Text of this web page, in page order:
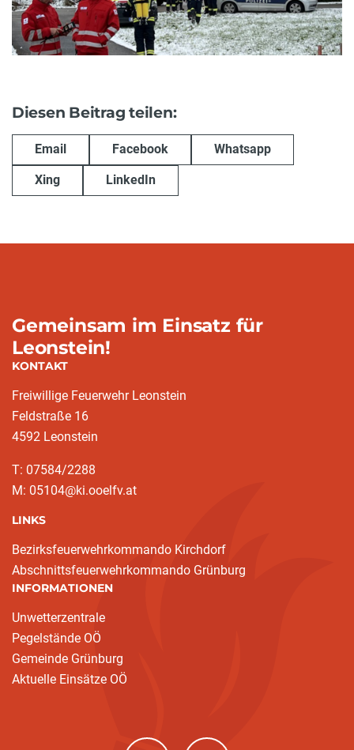
Diesen Beitrag teilen:
Email Facebook Whatsapp
Xing LinkedIn
Gemeinsam im Einsatz für
Leonstein!
KONTAKT
Freiwillige Feuerwehr Leonstein
Feldstraße 16
4592 Leonstein
T: 07584/2288
M: 05104@ki.ooelfv.at
LINKS
Bezirksfeuerwehrkommando Kirchdorf
Abschnittsfeuerwehrkommando Grünburg
INFORMATIONEN
Unwetterzentrale
Pegelstände OÖ
Gemeinde Grünburg
Aktuelle Einsätze OÖ